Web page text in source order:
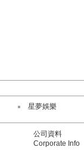
星夢娛樂
公司資料
Corporate Info